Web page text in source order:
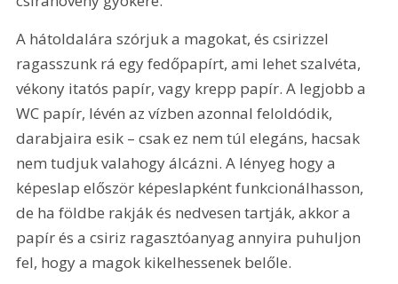
A hátoldalára szórjuk a magokat, és csirizzel
ragasszunk rá egy fedőpapírt, ami lehet szalvéta,
vékony itatós papír, vagy krepp papír. A legjobb a
WC papír, lévén az vízben azonnal feloldódik,
darabjaira esik – csak ez nem túl elegáns, hacsak
nem tudjuk valahogy álcázni. A lényeg hogy a
képeslap először képeslapként funkcionálhasson,
de ha földbe rakják és nedvesen tartják, akkor a
papír és a csiriz ragasztóanyag annyira puhuljon
fel, hogy a magok kikelhessenek belőle.